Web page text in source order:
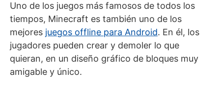
Uno de los juegos más famosos de todos los
tiempos, Minecraft es también uno de los
mejores juegos offline para Android. En él, los
jugadores pueden crear y demoler lo que
quieran, en un diseño gráfico de bloques muy
amigable y único.